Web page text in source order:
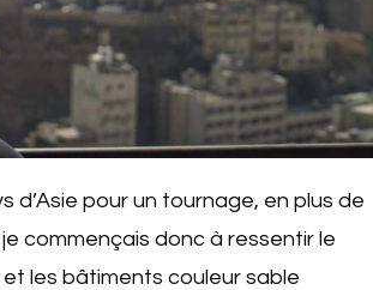
d’Asie pour un tournage, en plus de
commençais donc à ressentir le
les bâtiments couleur sable